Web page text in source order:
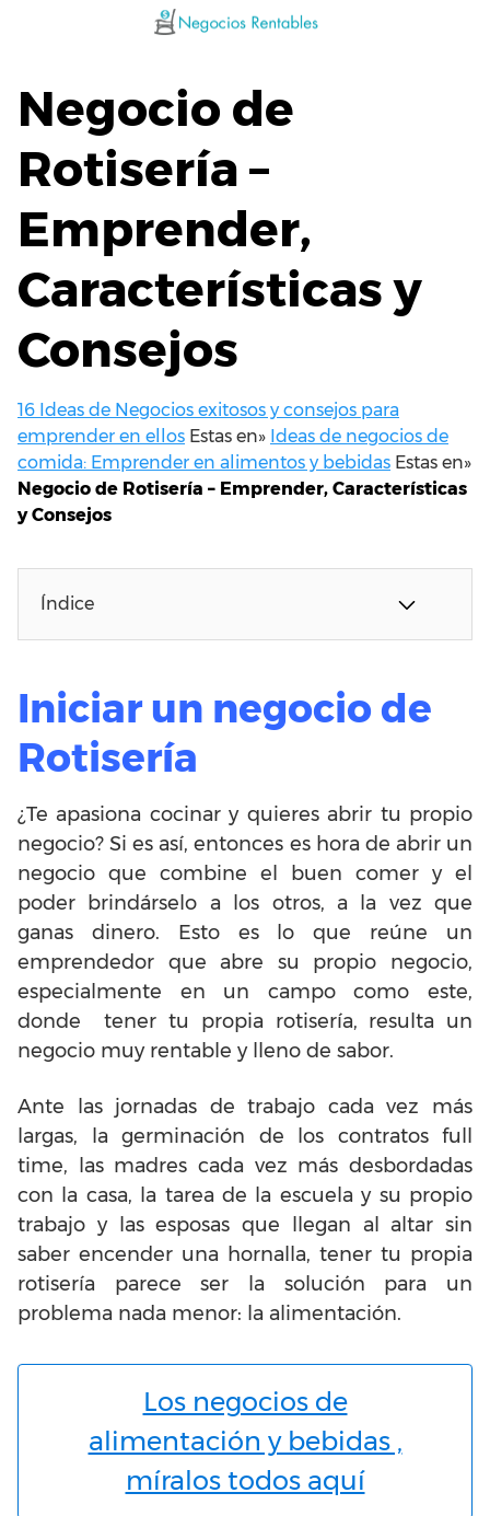
Negocio de
Rotisería –
Emprender,
Características y
Consejos
16 Ideas de Negocios exitosos y consejos para
emprender en ellos Estas en» Ideas de negocios de
comida: Emprender en alimentos y bebidas Estas en»
Negocio de Rotisería – Emprender, Características
y Consejos
Índice
Iniciar un negocio de
Rotisería
¿Te apasiona cocinar y quieres abrir tu propio
negocio? Si es así, entonces es hora de abrir un
negocio que combine el buen comer y el
poder brindárselo a los otros, a la vez que
ganas dinero. Esto es lo que reúne un
emprendedor que abre su propio negocio,
especialmente en un campo como este,
donde tener tu propia rotisería, resulta un
negocio muy rentable y lleno de sabor.
Ante las jornadas de trabajo cada vez más
largas, la germinación de los contratos full
time, las madres cada vez más desbordadas
con la casa, la tarea de la escuela y su propio
trabajo y las esposas que llegan al altar sin
saber encender una hornalla, tener tu propia
rotisería parece ser la solución para un
problema nada menor: la alimentación.
Los negocios de
alimentación y bebidas ,
míralos todos aquí